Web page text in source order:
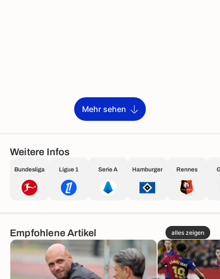
Mehr sehen
Weitere Infos
Bundesliga Ligue 1 Serie A Hamburger Rennes
Empfohlene Artikel alles zeigen